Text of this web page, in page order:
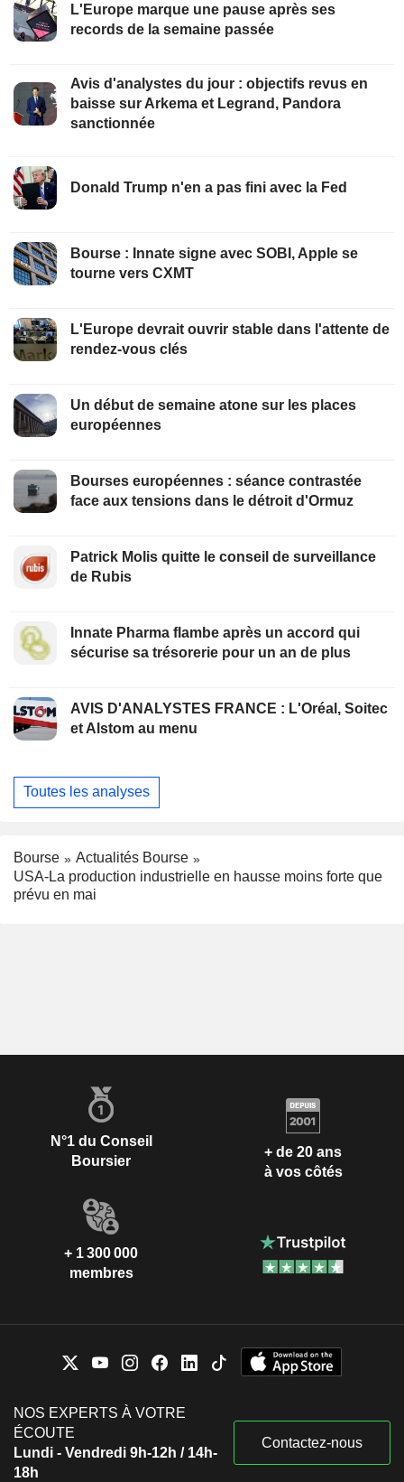
L'Europe marque une pause après ses
records de la semaine passée
Avis d'analystes du jour : objectifs revus en
baisse sur Arkema et Legrand, Pandora
sanctionnée
Donald Trump n'en a pas fini avec la Fed
Bourse : Innate signe avec SOBI, Apple se
tourne vers CXMT
L'Europe devrait ouvrir stable dans l'attente de
rendez-vous clés
Un début de semaine atone sur les places
européennes
Bourses européennes : séance contrastée
face aux tensions dans le détroit d'Ormuz
Patrick Molis quitte le conseil de surveillance
de Rubis
Innate Pharma flambe après un accord qui
sécurise sa trésorerie pour un an de plus
AVIS D'ANALYSTES FRANCE : L'Oréal, Soitec
et Alstom au menu
Toutes les analyses
Bourse
Actualités Bourse
USA-La production industrielle en hausse moins forte que
prévu en mai
N°1 du Conseil
Boursier
+ de 20 ans
à vos côtés
+ 1 300 000
membres
NOS EXPERTS À VOTRE
ÉCOUTE
Lundi - Vendredi 9h-12h / 14h-
18h
Contactez-nous